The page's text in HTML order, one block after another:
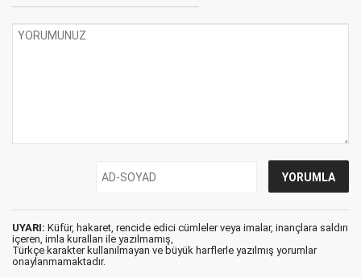
UYARI: Küfür, hakaret, rencide edici cümleler veya imalar, inançlara saldırı
içeren, imla kuralları ile yazılmamış,
Türkçe karakter kullanılmayan ve büyük harflerle yazılmış yorumlar
onaylanmamaktadır.